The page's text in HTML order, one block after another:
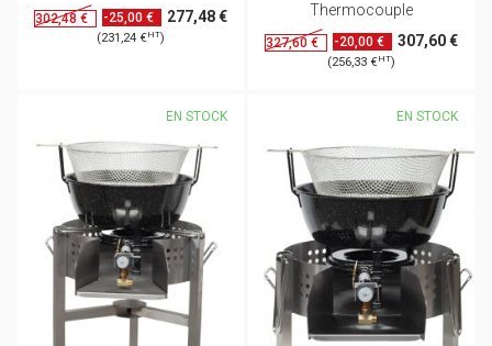
302,48 € -25,00 € 277,48 €
(231,24 €HT)
Thermocouple
327,60 € -20,00 € 307,60 €
(256,33 €HT)
EN STOCK EN STOCK